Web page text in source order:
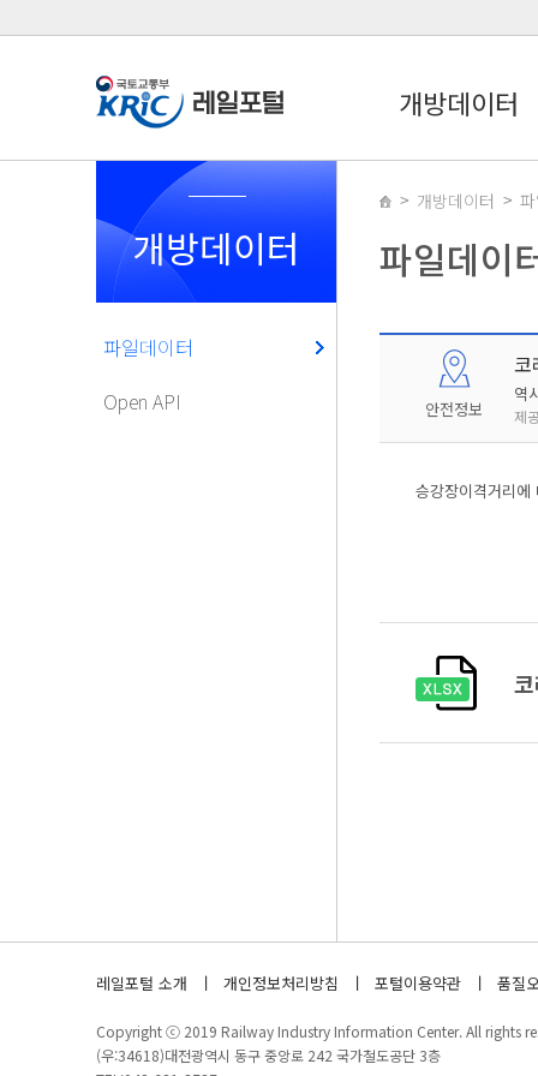
개방데이터
개방데이터
파일데이터
Open API
개방데이터
파일데이
안전정보
코
역
제
승강장이격거리
레일포털 소개 개인정보처리방침 포털이용약관 품질
Copyright ⓒ 2019 Railway Industry Information Center. All rights
(우:34618)대전광역시 동구 중앙로 242 국가철도공단 3층